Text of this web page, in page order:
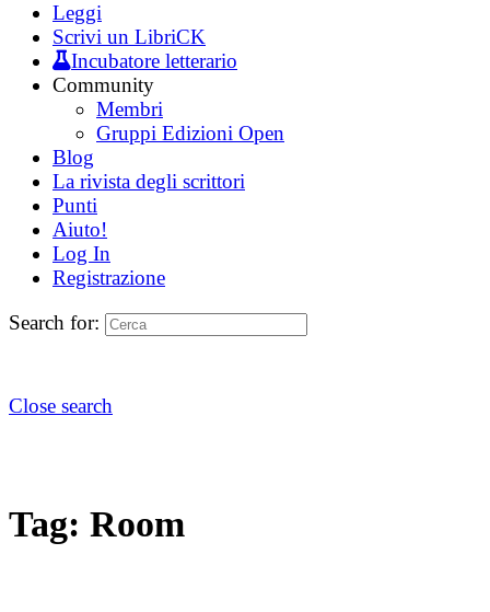
Leggi
Scrivi un LibriCK
Incubatore letterario
Community
Membri
Gruppi Edizioni Open
Blog
La rivista degli scrittori
Punti
Aiuto!
Log In
Registrazione
Search for:
Close search
Tag: Room